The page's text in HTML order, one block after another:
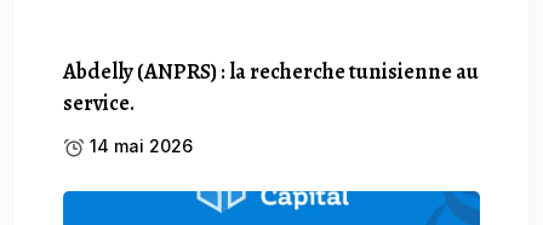
Abdelly (ANPRS) : la recherche tunisienne au
service.
14 mai 2026